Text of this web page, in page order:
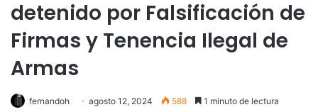
detenido por Falsificación de
Firmas y Tenencia Ilegal de
Armas
fernandoh agosto 12, 2024 588 1 minuto de lectura